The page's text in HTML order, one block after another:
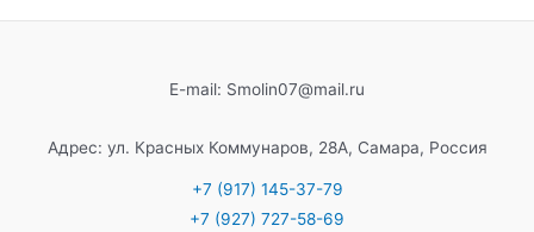
E-mail: Smolin07@mail.ru
Адрес: ул. Красных Коммунаров, 28А, Самара, Россия
+7 (917) 145-37-79
+7 (927) 727-58-69